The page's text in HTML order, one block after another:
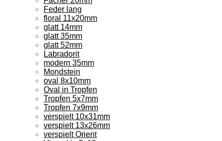
Feder lang
floral 11x20mm
glatt 14mm
glatt 35mm
glatt 52mm
Labradorit
modern 35mm
Mondstein
oval 8x10mm
Oval in Tropfen
Tropfen 5x7mm
Tropfen 7x9mm
verspielt 10x31mm
verspielt 13x26mm
verspielt Orient